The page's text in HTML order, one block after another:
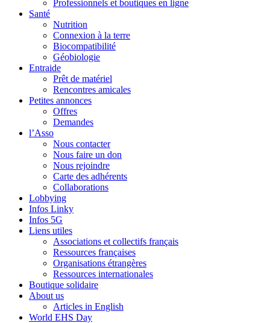
Professionnels et boutiques en ligne
Santé
Nutrition
Connexion à la terre
Biocompatibilité
Géobiologie
Entraide
Prêt de matériel
Rencontres amicales
Petites annonces
Offres
Demandes
l’Asso
Nous contacter
Nous faire un don
Nous rejoindre
Carte des adhérents
Collaborations
Lobbying
Infos Linky
Infos 5G
Liens utiles
Associations et collectifs français
Ressources françaises
Organisations étrangères
Ressources internationales
Boutique solidaire
About us
Articles in English
World EHS Day